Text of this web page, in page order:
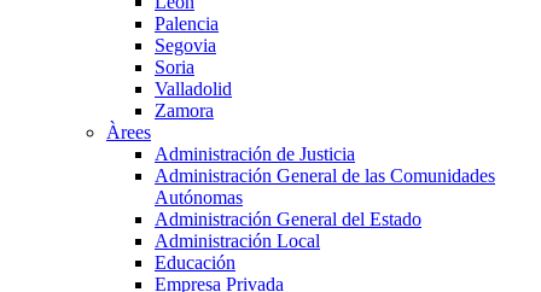
Palencia
Segovia
Soria
Valladolid
Zamora
Àrees
Administración de Justicia
Administración General de las Comunidades
Autónomas
Administración General del Estado
Administración Local
Educación
Empresa Privada